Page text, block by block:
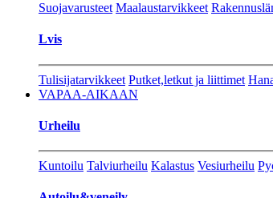
Suojavarusteet Maalaustarvikkeet
Lvis
Tulisijatarvikkeet Putket,letkut ja liittimet
VAPAA-AIKAAN
Urheilu
Kuntoilu Talviurheilu Kalastus Vesiurheilu